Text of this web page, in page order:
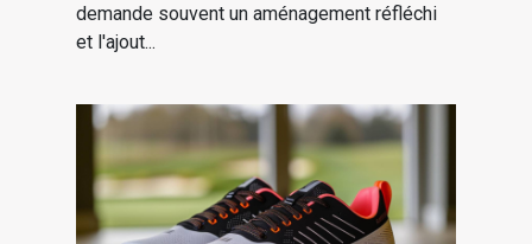
demande souvent un aménagement réfléchi
et l'ajout...